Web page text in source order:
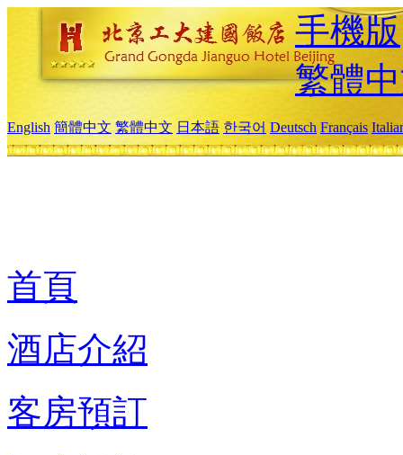
手機版
繁體
English 簡體中文 繁體中文 日本語 한국어 Deutsch Français
首頁
酒店介紹
客房預訂